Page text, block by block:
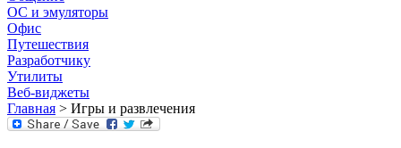
ОС и эмуляторы
Офис
Путешествия
Разработчику
Утилиты
Веб-виджеты
Главная > Игры и развлечения